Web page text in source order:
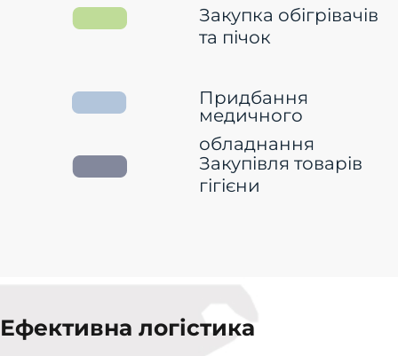
Закупка обігрівачів
та пічок
Придбання
медичного
обладнання
Закупівля товарів
гігієни
Ефективна логістика